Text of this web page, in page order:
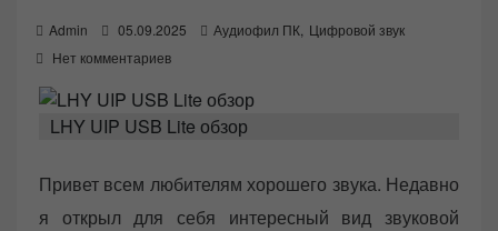
Admin
o
t
e
o
n
05.09.2025 Аудиофил ПК Цифровой звук
Нет комментариев
LHY UIP USB Lite обзор
Привет всем любителям хорошего звука. Недавно
я открыл для себя интересный вид звуковой